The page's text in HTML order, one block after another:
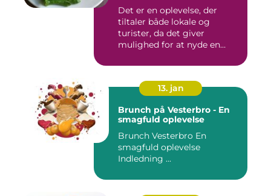
der spænder fra friske
salater og smørrebrød til
bagels, pandekager og
æggekager
Det er en oplevelse, der
tiltaler både lokale og
turister, da det giver
mulighed for at nyde en
13. jan
Brunch på Vesterbro - En
smagfuld oplevelse
Brunch Vesterbro En
smagfuld oplevelse
Indledning ...